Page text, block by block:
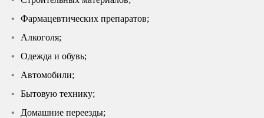
Фармацевтических препаратов;
Алкоголя;
Одежда и обувь;
Автомобили;
Бытовую технику;
Домашние переезды;